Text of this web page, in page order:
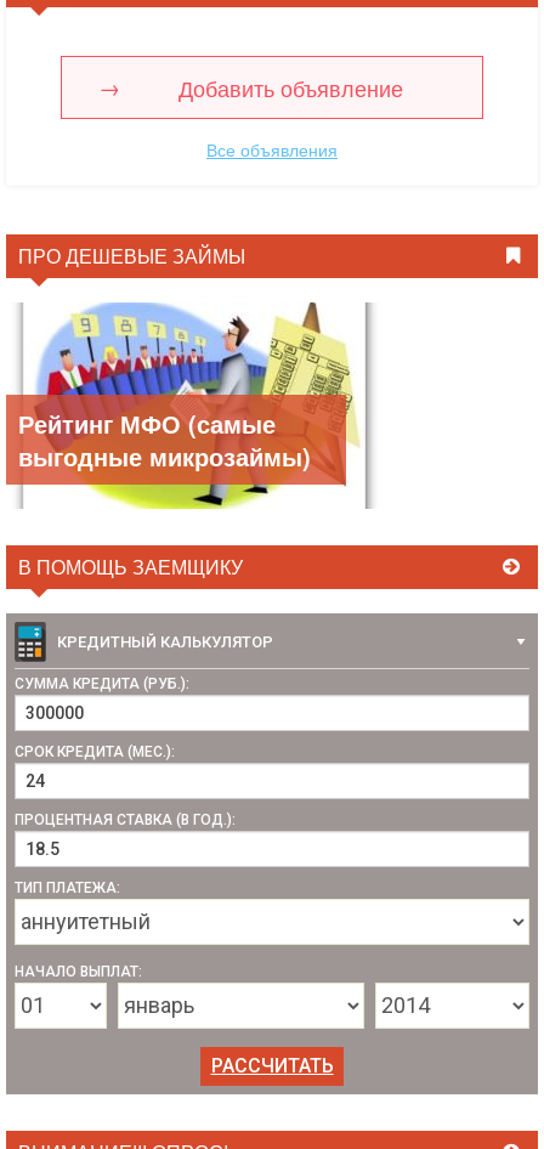
Добавить объявление
Все объявления
ПРО ДЕШЕВЫЕ ЗАЙМЫ
Рейтинг МФО (самые
выгодные микрозаймы)
В ПОМОЩЬ ЗАЕМЩИКУ
КРЕДИТНЫЙ КАЛЬКУЛЯТОР
СУММА КРЕДИТА (РУБ.):
СРОК КРЕДИТА (МЕС.):
ПРОЦЕНТНАЯ СТАВКА (В ГОД.):
ТИП ПЛАТЕЖА:
НАЧАЛО ВЫПЛАТ: